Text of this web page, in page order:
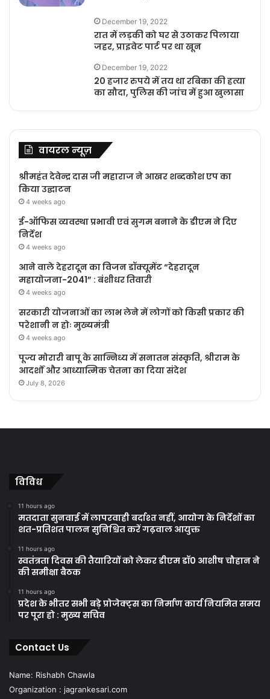
December 19, 2022
रात में लड़की को घर से उठाकर पिलाया
जहर, प्राइवेट पार्ट पर था खून
December 19, 2022
20 हजार रुपये में तय था रबिका की हत्या
का सौदा, पुलिस की जांच में हुआ खुलासा
वायरल न्यूज़
श्रीमहंत देवेन्द्र दास जी महाराज ने आखर शब्दकोश एप का
किया उद्घाटन
4 weeks ago
ई-ऑफिस व्यवस्था प्रभावी एवं सुगम बनाने के डीएम ने दिए
निर्देश
4 weeks ago
आने वाले देहरादून का विजन डॉक्यूमेंट “देहरादून
महायोजना-2041” : बंशीधर तिवारी
4 weeks ago
सरकारी योजनाओं का लाभ लेने में लोगों को किसी प्रकार की
परेशानी न होः मुख्यमंत्री
4 weeks ago
पूज्य मोरारी बापू के सान्निध्य में सनातन संस्कृति, श्रीराम के
आदर्शों और आध्यात्मिक चेतना का दिया संदेश
July 8, 2026
विविध
11 hours ago
मतदाता सुनवाई में लापरवाही बर्दाश्त नहीं, आयोग के निर्देशों का
शत-प्रतिशत पालन सुनिश्चित करें गढ़वाल आयुक्त
11 hours ago
स्वतंत्रता दिवस की तैयारियों को लेकर डीएम डॉ0 आशीष चौहान ने
की समीक्षा बैठक
11 hours ago
प्रदेश के भीतर सभी बड़े प्रोजेक्ट्स का निर्माण कार्य नियमित समय
पर पूरा हो : मुख्य सचिव
Contact Us
Name: Rishabh Chawla
Organization : jagrankesari.com